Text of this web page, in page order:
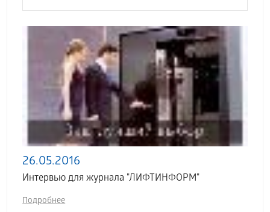
26.05.2016
Интервью для журнала "ЛИФТИНФОРМ"
Подробнее